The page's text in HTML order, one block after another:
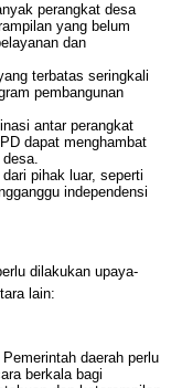
perangkat desa
yang belum
dan
terbatas seringkali
pembangunan
antar perangkat
dapat menghambat
pihak luar, seperti
independensi
dilakukan upaya-
lain:
Pemerintah daerah perlu
berkala bagi